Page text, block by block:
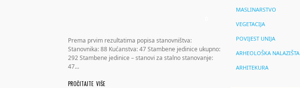
Prema prvim rezultatima popisa stanovništva:
Stanovnika: 88 Kućanstva: 47 Stambene jedinice ukupno:
292 Stambene jedinice – stanovi za stalno stanovanje:
47...
PROČITAJTE VIŠE
MASLINARSTVO
VEGETACIJA
POVIJEST UNIJA
ARHEOLOŠKA NALAZIŠTA
ARHITEKURA